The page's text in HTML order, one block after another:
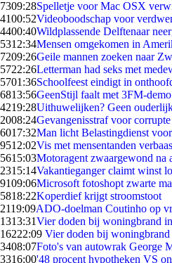
7309:28Spelletje voor Mac OSX
4100:52Videoboodschap voor
4400:40Wildplassende Delftenaar
5312:34Mensen omgekomen in
7209:26Geile mannen zoeken naar
5722:26Letterman had seks met
5701:36Schoolfeest eindigt in
6813:56GeenStijl faalt met 3FM-demo
4219:28Uithuwelijken? Geen
2008:24Gevangenisstraf voor
6017:32Man licht Belastingdienst
9512:02Vis met mensentanden
5615:03Motoragent zwaargewond na
2315:14Vakantieganger claimt winst
9109:06Microsoft fotoshopt zwarte
5818:22Koperdief krijgt stroomstoot
2119:09ADO-doelman Coutinho op
1313:31Vier doden bij woningbrand
16222:09 Vier doden bij
3408:07Foto's van autowrak George
3316:00'48 procent hypotheken VS